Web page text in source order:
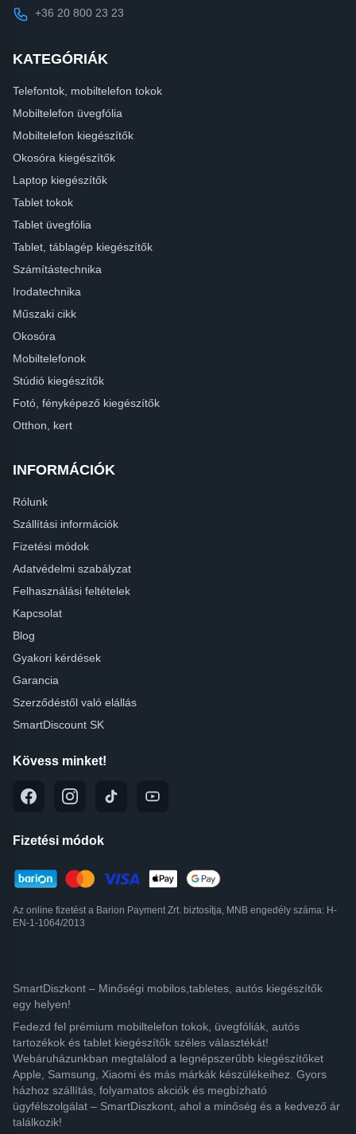
+36 20 800 23 23
KATEGÓRIÁK
Telefontok, mobiltelefon tokok
Mobiltelefon üvegfólia
Mobiltelefon kiegészítők
Okosóra kiegészítők
Laptop kiegészítők
Tablet tokok
Tablet üvegfólia
Tablet, táblagép kiegészítők
Számítástechnika
Irodatechnika
Műszaki cikk
Okosóra
Mobiltelefonok
Stúdió kiegészítők
Fotó, fényképező kiegészítők
Otthon, kert
INFORMÁCIÓK
Rólunk
Szállítási információk
Fizetési módok
Adatvédelmi szabályzat
Felhasználási feltételek
Kapcsolat
Blog
Gyakori kérdések
Garancia
Szerződéstől való elállás
SmartDiscount SK
Kövess minket!
Fizetési módok
Az online fizetést a Barion Payment Zrt. biztosítja, MNB engedély száma: H-
EN-1-1064/2013
SmartDiszkont – Minőségi mobilos,tabletes, autós kiegészítők
egy helyen!
Fedezd fel prémium mobiltelefon tokok, üvegfóliák, autós
tartozékok és tablet kiegészítők széles választékát!
Webáruházunkban megtalálod a legnépszerűbb kiegészítőket
Apple, Samsung, Xiaomi és más márkák készülékeihez. Gyors
házhoz szállítás, folyamatos akciók és megbízható
ügyfélszolgálat – SmartDiszkont, ahol a minőség és a kedvező ár
találkozik!